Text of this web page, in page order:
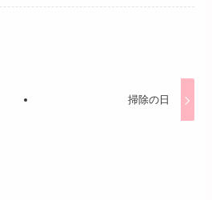
掃除の日